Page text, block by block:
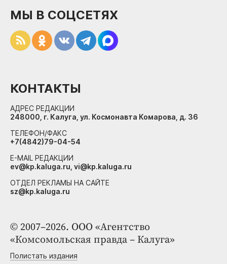
© 2007–2026. ООО «Агентство
«Комсомольская правда – Калуга»
Полистать издания
МЫ В СОЦСЕТЯХ
КОНТАКТЫ
АДРЕС РЕДАКЦИИ
248000, г. Калуга, ул. Космонавта Комарова, д. 36
ТЕЛЕФОН/ФАКС
+7(4842)79-04-54
E-MAIL РЕДАКЦИИ
ev@kp.kaluga.ru, vi@kp.kaluga.ru
ОТДЕЛ РЕКЛАМЫ НА САЙТЕ
sz@kp.kaluga.ru